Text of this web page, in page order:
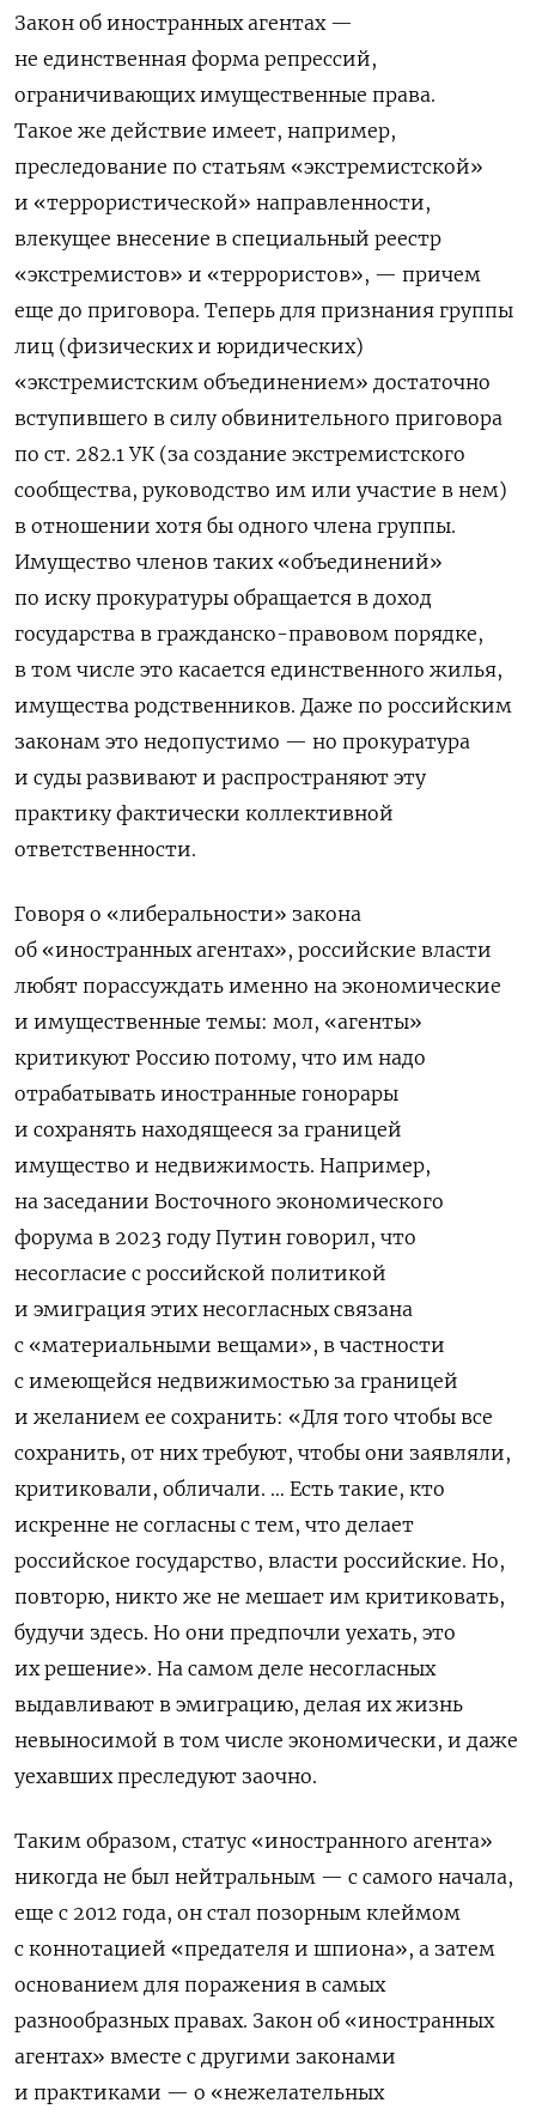
Закон об иностранных агентах —
не единственная форма репрессий,
ограничивающих имущественные права.
Такое же действие имеет, например,
преследование по статьям «экстремистской»
и «террористической» направленности,
влекущее внесение в специальный реестр
«экстремистов» и «террористов», — причем
еще до приговора. Теперь для признания группы
лиц (физических и юридических)
«экстремистским объединением» достаточно
вступившего в силу обвинительного приговора
по ст. 282.1 УК (за создание экстремистского
сообщества, руководство им или участие в нем)
в отношении хотя бы одного члена группы.
Имущество членов таких «объединений»
по иску прокуратуры обращается в доход
государства в гражданско-правовом порядке,
в том числе это касается единственного жилья,
имущества родственников. Даже по российским
законам это недопустимо — но прокуратура
и суды развивают и распространяют эту
практику фактически коллективной
ответственности.
Говоря о «либеральности» закона
об «иностранных агентах», российские власти
любят порассуждать именно на экономические
и имущественные темы: мол, «агенты»
критикуют Россию потому, что им надо
отрабатывать иностранные гонорары
и сохранять находящееся за границей
имущество и недвижимость. Например,
на заседании Восточного экономического
форума в 2023 году Путин говорил, что
несогласие с российской политикой
и эмиграция этих несогласных связана
с «материальными вещами», в частности
с имеющейся недвижимостью за границей
и желанием ее сохранить: «Для того чтобы все
сохранить, от них требуют, чтобы они заявляли,
критиковали, обличали. … Есть такие, кто
искренне не согласны с тем, что делает
российское государство, власти российские. Но,
повторю, никто же не мешает им критиковать,
будучи здесь. Но они предпочли уехать, это
их решение». На самом деле несогласных
выдавливают в эмиграцию, делая их жизнь
невыносимой в том числе экономически, и даже
уехавших преследуют заочно.
Таким образом, статус «иностранного агента»
никогда не был нейтральным — с самого начала,
еще с 2012 года, он стал позорным клеймом
с коннотацией «предателя и шпиона», а затем
основанием для поражения в самых
разнообразных правах. Закон об «иностранных
агентах» вместе с другими законами
и практиками — о «нежелательных